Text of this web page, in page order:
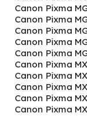
Canon Pixma
Canon Pixma
Canon Pixma
Canon Pixma
Canon Pixma
Canon Pixma
Canon Pixma
Canon Pixma
Canon Pixma
Canon Pixma